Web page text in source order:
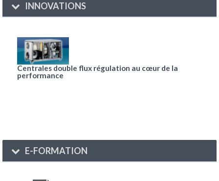
INNOVATIONS
Centrales double flux régulation au cœur de la
performance
E-FORMATION